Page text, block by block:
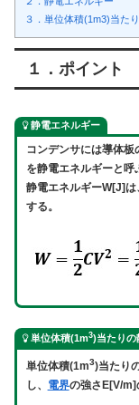
３．単位体積(1m3)当た
１．ポイント
静電エネルギー
コンデンサには導体板
を静電エネルギーと呼
静電エネルギーW[J]は
する。
単位体積(1m3)当たりの
単位体積(1m3)当たり
し、
電界の強さE[V/m]